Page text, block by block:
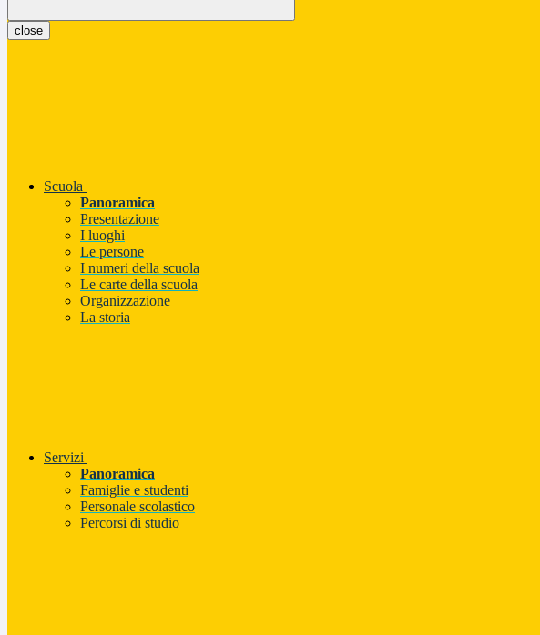
close
Scuola
Panoramica
Presentazione
I luoghi
Le persone
I numeri della scuola
Le carte della scuola
Organizzazione
La storia
Servizi
Panoramica
Famiglie e studenti
Personale scolastico
Percorsi di studio